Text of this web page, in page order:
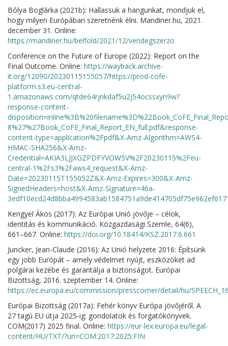
Bólya Boglárka (2021b): Hallassuk a hangunkat, mondjuk el,
hogy milyen Európában szeretnénk élni. Mandiner.hu, 2021.
december 31. Online:
https://mandiner.hu/belfold/2021/12/vendegszerzo
Conference on the Future of Europe (2022): Report on the
Final Outcome. Online: https://wayback.archive-
it.org/12090/20230115155057/https://prod-cofe-
platform.s3.eu-central-
1.amazonaws.com/qtde64rjnkdaf5u2j54ocssxyn9w?
response-content-
8%27%27Book_CoFE_Final_Report_EN_full.pdf&response-
content-type=application%2Fpdf&X-Amz-Algorithm=AWS4-
HMAC-SHA256&X-Amz-
Credential=AKIA3LJJXGZPDFYVOW5V%2F20230115%2Feu-
central-1%2Fs3%2Faws4_request&X-Amz-
Date=20230115T155052Z&X-Amz-Expires=300&X-Amz-
SignedHeaders=host&X-Amz-Signature=46a-
Kengyel Ákos (2017): Az Európai Unió jövője – célok,
identitás és kommunikáció. Közgazdasági Szemle, 64(6),
661–667. Online: https://doi.org/10.18414/KSZ.2017.6.661
Juncker, Jean-Claude (2016): Az Unió helyzete 2016: Építsünk
egy jobb Európát – amely védelmet nyújt, eszközöket ad
polgárai kezébe és garantálja a biztonságot. Európai
Bizottság, 2016. szeptember 14. Online:
https://ec.europa.eu/commission/presscorner/detail/hu/
Európai Bizottság (2017a): Fehér könyv Európa jövőjéről. A
27 tagú EU útja 2025-ig: gondolatok és forgatókönyvek.
COM(2017) 2025 final. Online: https://eur-lex.europa.eu/legal-
content/HU/TXT/?uri=COM:2017:2025:FIN